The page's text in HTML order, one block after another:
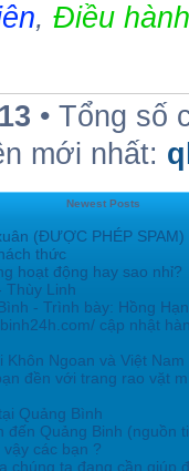
, Điều
• Tổng số
mới nhất:
Newest Posts
(ĐƯỢC PHÉP SPAM)
thức
hoạt động hay sao nhỉ?
Thùy Linh
- Trình bày: Hồng
cập nhật
Ngoan và Việt
đền với trang rao vặt
Quảng Bình
đến Quảng Binh (nguồn
các bạn ?
chúng ta đang cần giúp